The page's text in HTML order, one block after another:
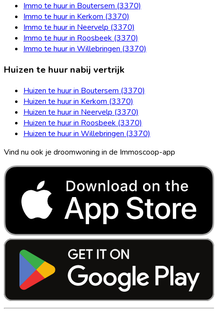
Immo te huur in Boutersem (3370)
Immo te huur in Kerkom (3370)
Immo te huur in Neervelp (3370)
Immo te huur in Roosbeek (3370)
Immo te huur in Willebringen (3370)
Huizen te huur nabij vertrijk
Huizen te huur in Boutersem (3370)
Huizen te huur in Kerkom (3370)
Huizen te huur in Neervelp (3370)
Huizen te huur in Roosbeek (3370)
Huizen te huur in Willebringen (3370)
Vind nu ook je droomwoning in de Immoscoop-app